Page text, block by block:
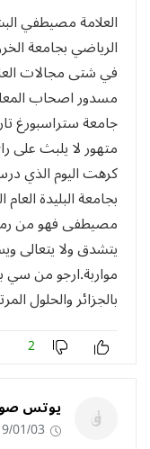
العلامة مصيطفي
الرياضي بجامعة
في شتى مجالات
مسدور اصحاب
جامعة ستراسبورغ
متهور لا يلبث على
كرهت اليوم الذي
بجامعة البليدة
مصيطفى فهو من
يتشدق ولا يتعالى
مواربة.ارجو من سي
بالجزائر والحلول
2
يوتس
03 - 23:47